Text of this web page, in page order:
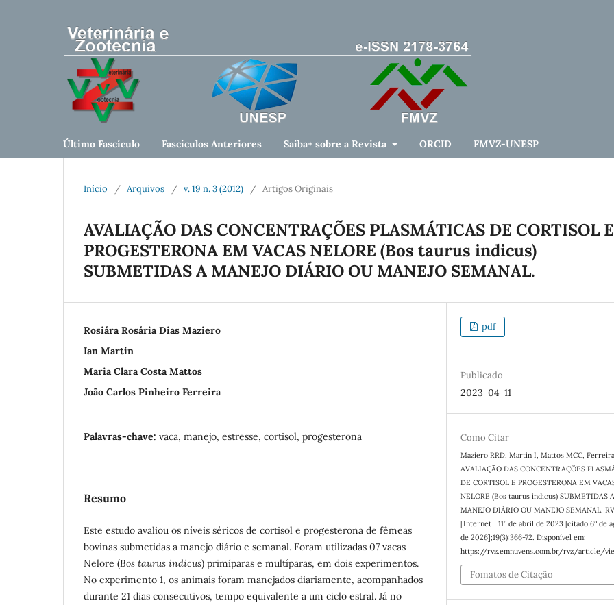
Último Fascículo Fascículos Anteriores Saiba+ sobre a Revista ORCID FMVZ-UNESP
Início / Arquivos / v. 19 n. 3 (2012) / Artigos Originais
AVALIAÇÃO DAS CONCENTRAÇÕES PLASMÁTICAS DE CORTISOL E
PROGESTERONA EM VACAS NELORE (Bos taurus indicus)
SUBMETIDAS A MANEJO DIÁRIO OU MANEJO SEMANAL.
Rosiára Rosária Dias Maziero
Ian Martin
Maria Clara Costa Mattos
João Carlos Pinheiro Ferreira
Palavras-chave: vaca, manejo, estresse, cortisol, progesterona
Resumo
Este estudo avaliou os níveis séricos de cortisol e progesterona de fêmeas
bovinas submetidas a manejo diário e semanal. Foram utilizadas 07 vacas
Nelore (Bos taurus indicus) primíparas e multíparas, em dois experimentos.
No experimento 1, os animais foram manejados diariamente, acompanhados
durante 21 dias consecutivos, tempo equivalente a um ciclo estral. Já no
pdf
Publicado
2023-04-11
Como Citar
Maziero RRD, Martin I, Mattos MCC, Ferreira
AVALIAÇÃO DAS CONCENTRAÇÕES
DE CORTISOL E PROGESTERONA EM
NELORE (Bos taurus indicus) SUBMETIDAS
MANEJO DIÁRIO OU MANEJO SEMANAL.
[Internet]. 11º de abril de 2023 [citado 6º de
de 2026];19(3):366-72. Disponível em:
https://rvz.emnuvens.com.br/rvz/article/
Fomatos de Citação